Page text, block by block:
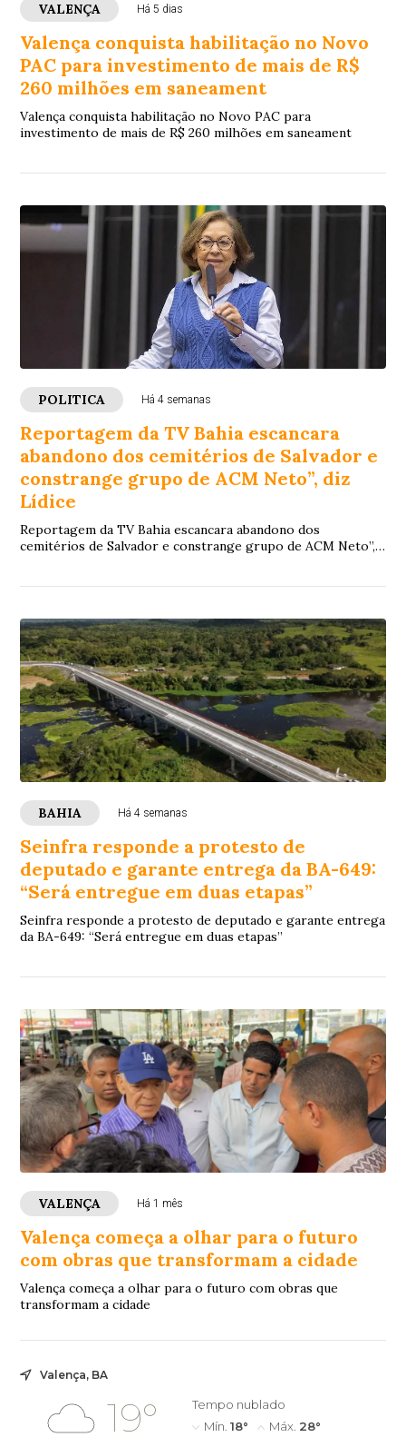
VALENÇA Há 5 dias
Valença conquista habilitação no Novo
PAC para investimento de mais de R$
260 milhões em saneament
Valença conquista habilitação no Novo PAC para
investimento de mais de R$ 260 milhões em saneament
POLITICA Há 4 semanas
Reportagem da TV Bahia escancara
abandono dos cemitérios de Salvador e
constrange grupo de ACM Neto”, diz
Lídice
Reportagem da TV Bahia escancara abandono dos
cemitérios de Salvador e constrange grupo de ACM Neto”,
BAHIA Há 4 semanas
Seinfra responde a protesto de
deputado e garante entrega da BA-649:
“Será entregue em duas etapas”
Seinfra responde a protesto de deputado e garante entrega
da BA-649: “Será entregue em duas etapas”
VALENÇA Há 1 mês
Valença começa a olhar para o futuro
com obras que transformam a cidade
Valença começa a olhar para o futuro com obras que
transformam a cidade
Valença, BA
19°
Tempo nublado
Mín. 18° Máx. 28°